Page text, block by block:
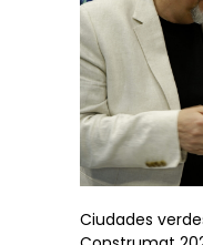
Ciudades